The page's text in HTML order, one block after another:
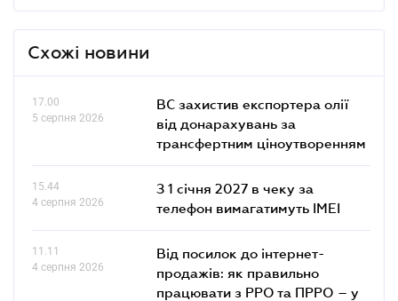
Схожі новини
17.00
5 серпня 2026
ВС захистив експортера олії
від донарахувань за
трансфертним ціноутворенням
15.44
4 серпня 2026
З 1 січня 2027 в чеку за
телефон вимагатимуть IMEI
11.11
4 серпня 2026
Від посилок до інтернет-
продажів: як правильно
працювати з РРО та ПРРО – у